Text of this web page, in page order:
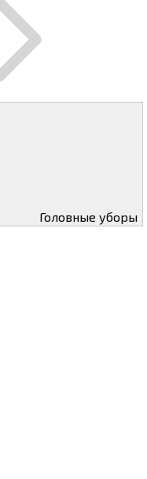
Головные уборы